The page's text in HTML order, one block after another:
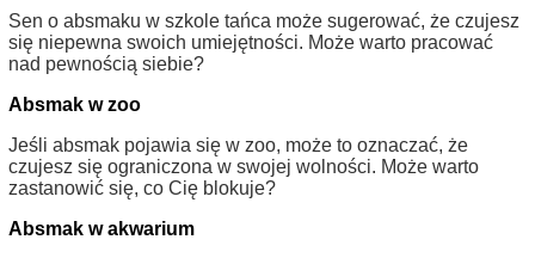
Sen o absmaku w szkole tańca może sugerować, że czujesz
się niepewna swoich umiejętności. Może warto pracować
nad pewnością siebie?
Absmak w zoo
Jeśli absmak pojawia się w zoo, może to oznaczać, że
czujesz się ograniczona w swojej wolności. Może warto
zastanowić się, co Cię blokuje?
Absmak w akwarium